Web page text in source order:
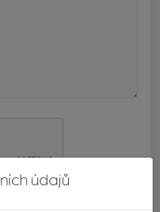
údajů